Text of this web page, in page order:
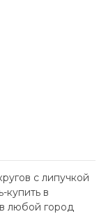
с липучкой
купить в
любой город